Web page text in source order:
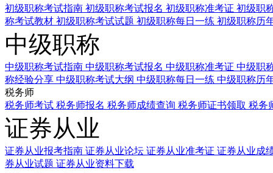
初级职称考试指南 初级职称考试报名 初级职称准考证 初级职
称考试教材 初级职称考试试题 初级职称每日一练 初级职称历
中级职称
中级职称考试指南 中级职称考试报名 中级职称准考证 中级职
称经验分享 中级职称考试大纲 中级职称每日一练 中级职称历
税务师
税务师考试 税务师报名 税务师成绩查询 税务师证书领取 税务
证券从业
证券从业报考指南 证券从业论坛 证券从业准考证 证券从业成
券从业试题 证券从业资料下载